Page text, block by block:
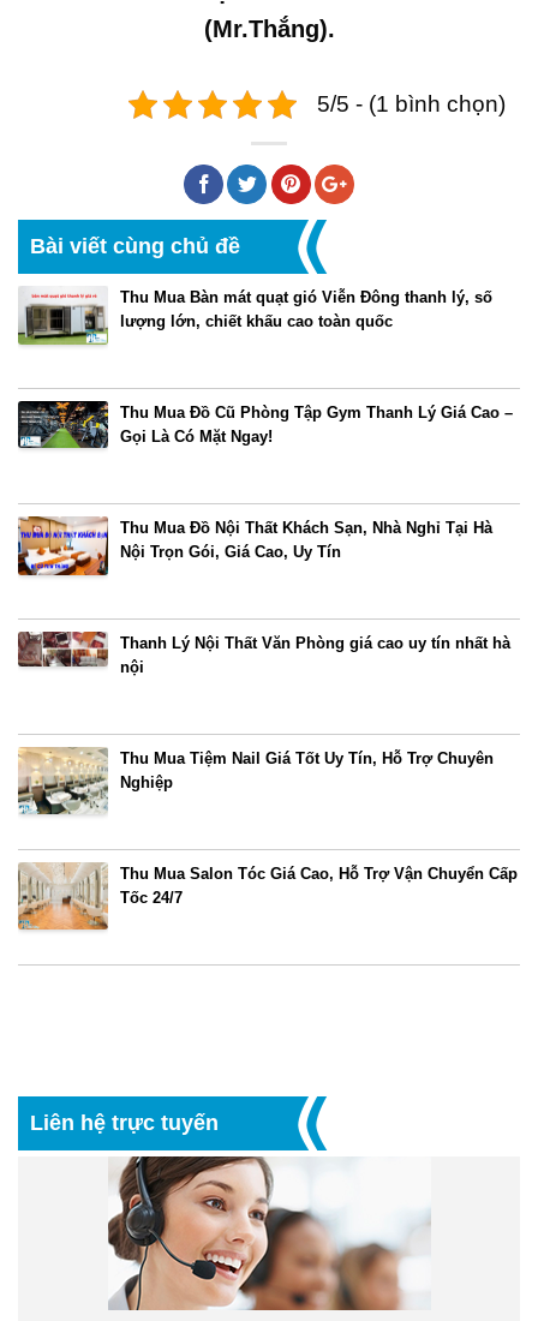
Liên hệ trực tuyến
(Mr.Thắng).
5/5 - (1 bình chọn)
Bài viết cùng chủ đề
Thu Mua Bàn mát quạt gió Viễn Đông thanh lý, số
lượng lớn, chiết khấu cao toàn quốc
Thu Mua Đồ Cũ Phòng Tập Gym Thanh Lý Giá Cao –
Gọi Là Có Mặt Ngay!
Thu Mua Đồ Nội Thất Khách Sạn, Nhà Nghỉ Tại Hà
Nội Trọn Gói, Giá Cao, Uy Tín
Thanh Lý Nội Thất Văn Phòng giá cao uy tín nhất hà
nội
Thu Mua Tiệm Nail Giá Tốt Uy Tín, Hỗ Trợ Chuyên
Nghiệp
Thu Mua Salon Tóc Giá Cao, Hỗ Trợ Vận Chuyển Cấp
Tốc 24/7